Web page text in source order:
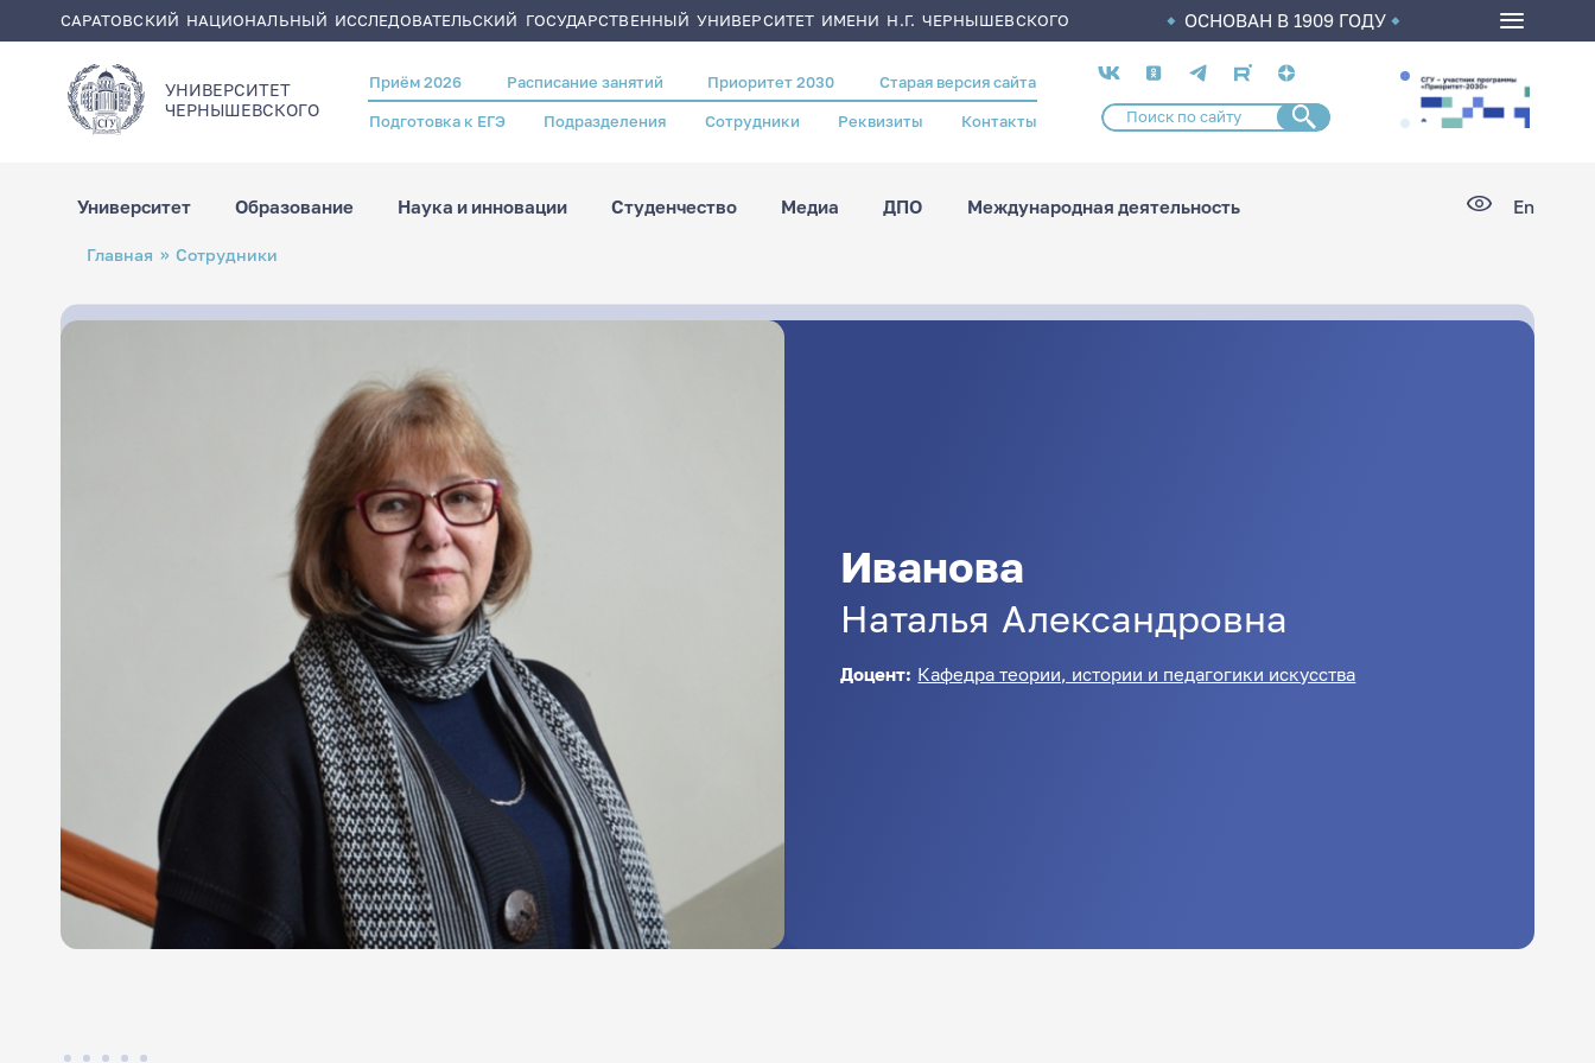
САРАТОВСКИЙ НАЦИОНАЛЬНЫЙ ИССЛЕДОВАТЕЛЬСКИЙ ГОСУДАРСТВЕННЫЙ УНИВЕРСИТЕТ ИМЕНИ Н.Г. ЧЕРНЫШЕВСКОГО ОСНОВАН В 1909 ГОДУ
УНИВЕРСИТЕТ
ЧЕРНЫШЕВСКОГO
Header
menu
Приём 2026 Расписание занятий Приоритет 2030 Старая версия сайта
Подготовка к ЕГЭ Подразделения Сотрудники Реквизиты Контакты
Социальные
сети
Университет Образование Наука и инновации Студенчество Медиа ДПО Международная деятельность En
Строка
навигации
Главная Сотрудники
Иванова
Наталья Александровна
Доцент: Кафедра теории, истории и педагогики искусства